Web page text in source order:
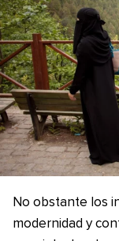
No obstante los
modernidad y